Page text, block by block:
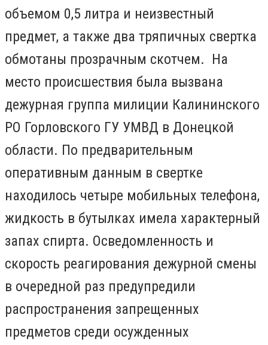
объемом 0,5 литра и неизвестный
предмет, а также два тряпичных свертка
обмотаны прозрачным скотчем. На
место происшествия была вызвана
дежурная группа милиции Калининского
РО Горловского ГУ УМВД в Донецкой
области. По предварительным
оперативным данным в свертке
находилось четыре мобильных телефона,
жидкость в бутылках имела характерный
запах спирта. Осведомленность и
скорость реагирования дежурной смены
в очередной раз предупредили
распространения запрещенных
предметов среди осужденных